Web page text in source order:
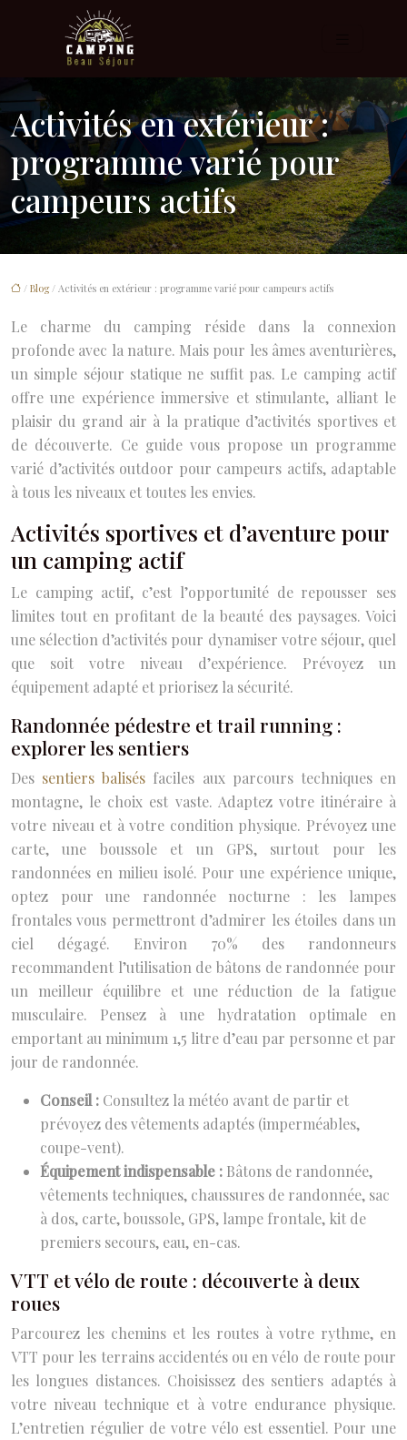
Activités en extérieur :
programme varié pour
campeurs actifs
/ Blog/ Activités en extérieur : programme varié pour campeurs actifs
Le charme du camping réside dans la connexion
profonde avec la nature. Mais pour les âmes aventurières,
un simple séjour statique ne suffit pas. Le camping actif
offre une expérience immersive et stimulante, alliant le
plaisir du grand air à la pratique d’activités sportives et
de découverte. Ce guide vous propose un programme
varié d’activités outdoor pour campeurs actifs, adaptable
à tous les niveaux et toutes les envies.
Activités sportives et d’aventure pour
un camping actif
Le camping actif, c’est l’opportunité de repousser ses
limites tout en profitant de la beauté des paysages. Voici
une sélection d’activités pour dynamiser votre séjour, quel
que soit votre niveau d’expérience. Prévoyez un
équipement adapté et priorisez la sécurité.
Randonnée pédestre et trail running :
explorer les sentiers
Des sentiers balisés faciles aux parcours techniques en
montagne, le choix est vaste. Adaptez votre itinéraire à
votre niveau et à votre condition physique. Prévoyez une
carte, une boussole et un GPS, surtout pour les
randonnées en milieu isolé. Pour une expérience unique,
optez pour une randonnée nocturne : les lampes
frontales vous permettront d’admirer les étoiles dans un
ciel dégagé. Environ 70% des randonneurs
recommandent l’utilisation de bâtons de randonnée pour
un meilleur équilibre et une réduction de la fatigue
musculaire. Pensez à une hydratation optimale en
emportant au minimum 1,5 litre d’eau par personne et par
jour de randonnée.
Conseil : Consultez la météo avant de partir et
prévoyez des vêtements adaptés (imperméables,
coupe-vent).
Équipement indispensable : Bâtons de randonnée,
vêtements techniques, chaussures de randonnée, sac
à dos, carte, boussole, GPS, lampe frontale, kit de
premiers secours, eau, en-cas.
VTT et vélo de route : découverte à deux
roues
Parcourez les chemins et les routes à votre rythme, en
VTT pour les terrains accidentés ou en vélo de route pour
les longues distances. Choisissez des sentiers adaptés à
votre niveau technique et à votre endurance physique.
L’entretien régulier de votre vélo est essentiel. Pour une